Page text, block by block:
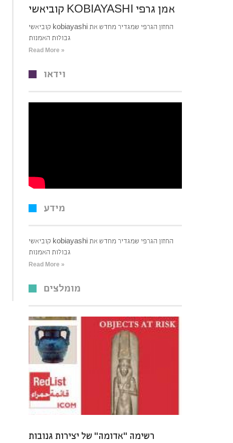
קוביאשי KOBIAYASHI אמן גרפי
קוביאשי kobiayashi החזון הגרפי שמגדיר מחדש את
גבולות האמנות
Read More »
וידאו
מידע
קוביאשי kobiayashi החזון הגרפי שמגדיר מחדש את
גבולות האמנות
Read More »
מומלצים
רשימה “אדומה” של יצירות גנובות